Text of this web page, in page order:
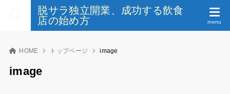
脱サラ独立開業、成功する飲食
店の始め方
HOME トップページ image
image